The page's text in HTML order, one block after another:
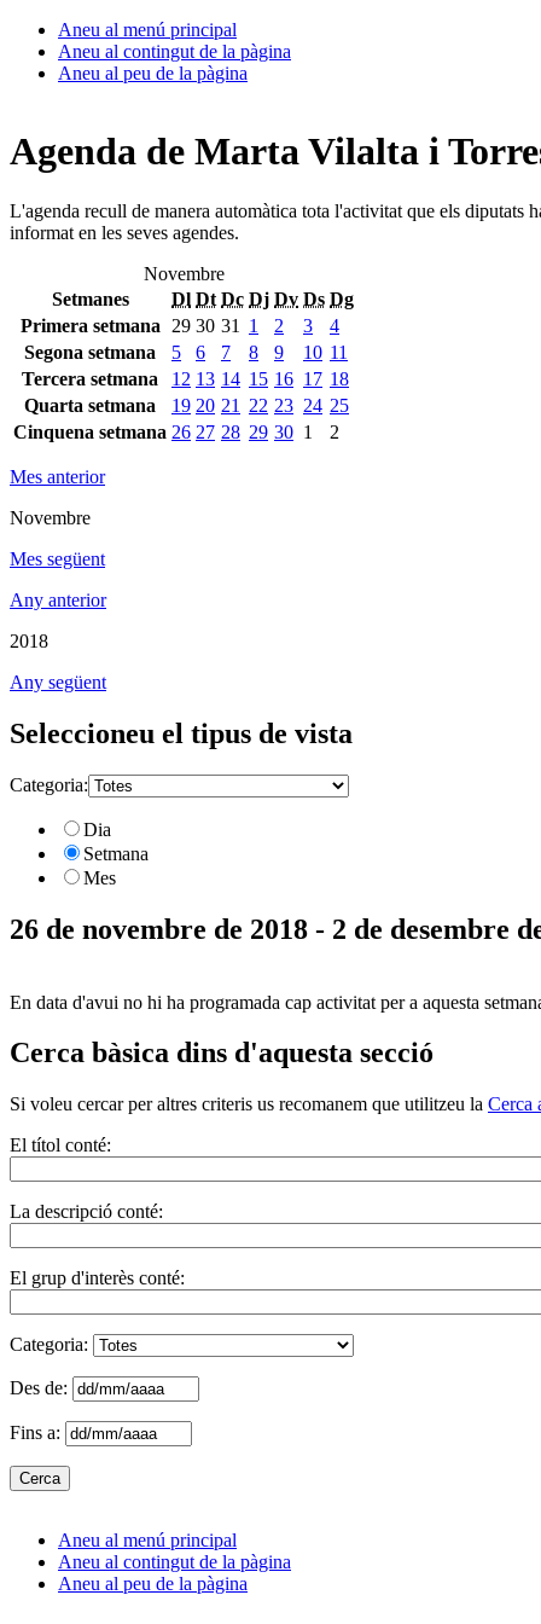
Aneu al menú principal
Aneu al contingut de la pàgina
Aneu al peu de la pàgina
Agenda de Marta Vilalta i
L'agenda recull de manera automàtica tota l'activitat que els diputats
informat en les seves agendes.
Novembre
Setmanes
Dl Dt Dc Dj Dv Ds Dg
Primera setmana
29 30 31 1 2 3
4
Segona setmana
5 6 7 8 9 10 11
Tercera setmana
12 13 14 15 16 17 18
Quarta setmana
19 20 21 22 23 24 25
Cinquena setmana 26 27 28 29 30 1 2
Mes anterior
Novembre
Mes següent
Any anterior
2018
Any següent
Seleccioneu el tipus de vista
Categoria:
Dia
Setmana
Mes
26 de novembre de 2018 - 2 de desembre
En data d'avui no hi ha programada cap activitat per a aquesta
Cerca bàsica dins d'aquesta secció
Si voleu cercar per altres criteris us recomanem que utilitzeu la Cerca
El títol conté:
La descripció conté:
El grup d'interès conté:
Categoria:
Des de:
Fins a:
Aneu al menú principal
Aneu al contingut de la pàgina
Aneu al peu de la pàgina